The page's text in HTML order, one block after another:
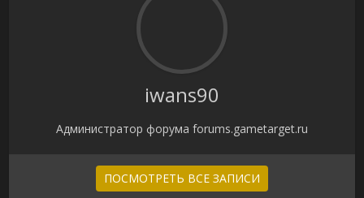
iwans90
Администратор форума forums.gametarget.ru
ПОСМОТРЕТЬ ВСЕ ЗАПИСИ